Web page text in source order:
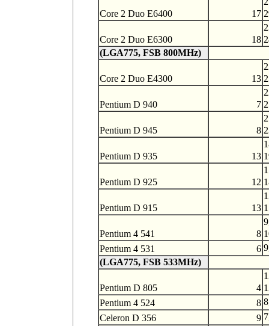
Core 2 Duo E6400 17
Core 2 Duo E6300 18
(LGA775, FSB 800MHz)
Core 2 Duo E4300 13
Pentium D 940 7
Pentium D 945 8
Pentium D 935 13
Pentium D 925 12
Pentium D 915 13
Pentium 4 541 8
Pentium 4 531
6
(LGA775, FSB 533MHz)
Pentium D 805 4
Pentium 4 524
8
Celeron D 356
9